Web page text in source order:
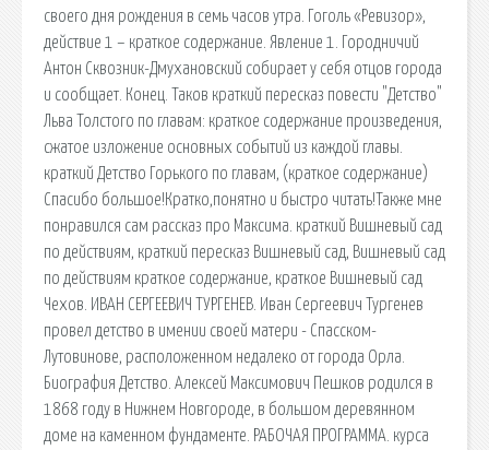
своего дня рождения в семь часов утра. Гоголь «Ревизор»,
действие 1 – краткое содержание. Явление 1. Городничий
Антон Сквозник-Дмухановский собирает у себя отцов города
и сообщает. Конец. Таков краткий пересказ повести "Детство"
Льва Толстого по главам: краткое содержание произведения,
сжатое изложение основных событий из каждой главы.
краткий Детство Горького по главам, (краткое содержание)
Спасибо большое!Кратко,понятно и быстро читать!Также мне
понравился сам рассказ про Максима. краткий Вишневый сад
по действиям, краткий пересказ Вишневый сад, Вишневый сад
по действиям краткое содержание, краткое Вишневый сад
Чехов. ИВАН СЕРГЕЕВИЧ ТУРГЕНЕВ. Иван Сергеевич Тургенев
провел детство в имении своей матери - Спасском-
Лутовинове, расположенном недалеко от города Орла.
Биография Детство. Алексей Максимович Пешков родился в
1868 году в Нижнем Новгороде, в большом деревянном
доме на каменном фундаменте. РАБОЧАЯ ПРОГРАММА. курса